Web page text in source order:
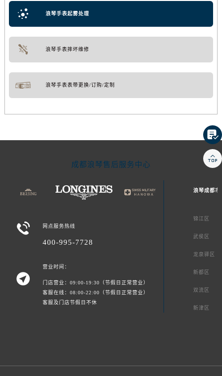
浪琴手表起雾处理
浪琴手表摔坏维修
浪琴手表表带更换/订购/定制
成都浪琴售后服务中心
 网点服务热线
400-995-7728

营业时间：
门店营业：09:00-19:30（节假日正常营业）
客服在线：08:00-22:00（节假日正常营业）
客服及门店节假日不休
浪琴成都市
锦江区
武侯区
龙泉驿区
新都区
双流区
新津区

